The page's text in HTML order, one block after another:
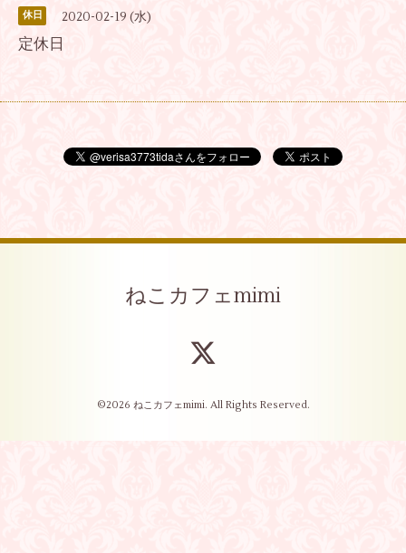
休日 2020-02-19 (水)
定休日
ねこカフェmimi
©2026 ねこカフェmimi. All Rights Reserved.